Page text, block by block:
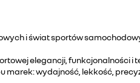
i świat sportów
elegancji, funkcjonalności i
marek: wydajność, lekkość,